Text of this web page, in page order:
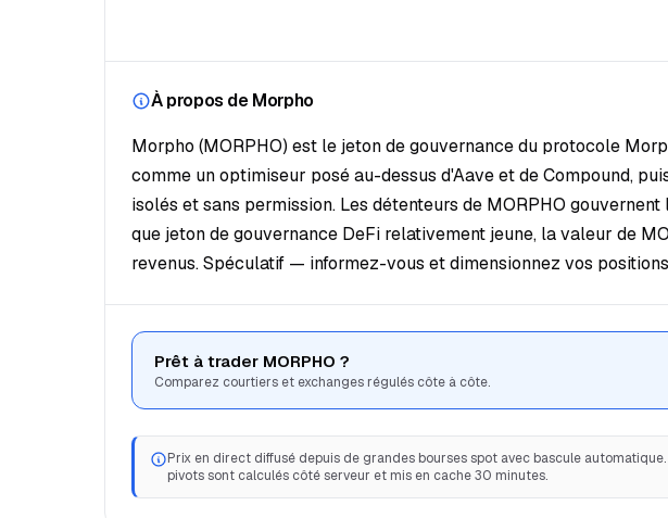
À propos de Morpho
Morpho (MORPHO) est le jeton de gouvernance du protocole
comme un optimiseur posé au-dessus d'Aave et de Compound,
isolés et sans permission. Les détenteurs de MORPHO
que jeton de gouvernance DeFi relativement jeune, la valeur de
revenus. Spéculatif — informez-vous et dimensionnez vos
Prêt à trader MORPHO ?
Comparez courtiers et exchanges régulés côte à côte.
Prix en direct diffusé depuis de grandes bourses spot avec bascule
pivots sont calculés côté serveur et mis en cache 30 minutes.